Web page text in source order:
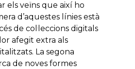
els veïns que així ho
d’aquestes línies està
de col·leccions digitals
afegit extra als
La segona
de noves formes